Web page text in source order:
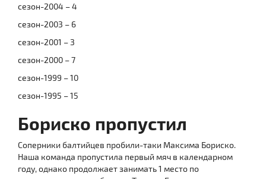
сезон-2004 – 4
сезон-2003 – 6
сезон-2001 – 3
сезон-2000 – 7
сезон-1999 – 10
сезон-1995 – 15
Бориско пропустил
Соперники балтийцев пробили-таки Максима Бориско.
Наша команда пропустила первый мяч в календарном
году, однако продолжает занимать 1 место по